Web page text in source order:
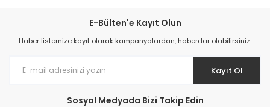
E-Bülten'e Kayıt Olun
Haber listemize kayıt olarak kampanyalardan, haberdar olabilirsiniz.
Kayıt Ol
Sosyal Medyada Bizi Takip Edin